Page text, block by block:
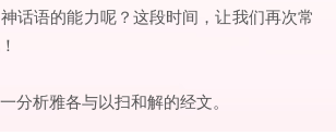
话语的能力呢？这段时间，让我们再次常
分析雅各与以扫和解的经文。